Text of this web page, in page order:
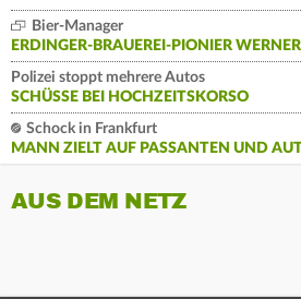
Bier-Manager
ERDINGER-BRAUEREI-PIONIER
Polizei stoppt mehrere Autos
SCHÜSSE BEI HOCHZEITSKORSO
Schock in Frankfurt
MANN ZIELT AUF PASSANTEN UND
AUS DEM NETZ